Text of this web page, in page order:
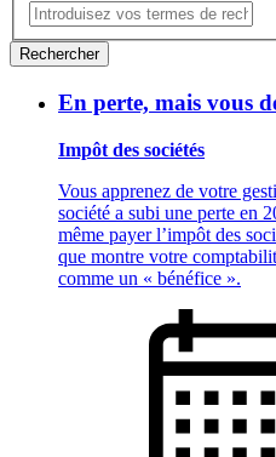
Rechercher
En perte, mais vous
Impôt des sociétés
Vous apprenez de votre
société a subi une perte en
même payer l’impôt des
que montre votre
comme un « bénéfice ».